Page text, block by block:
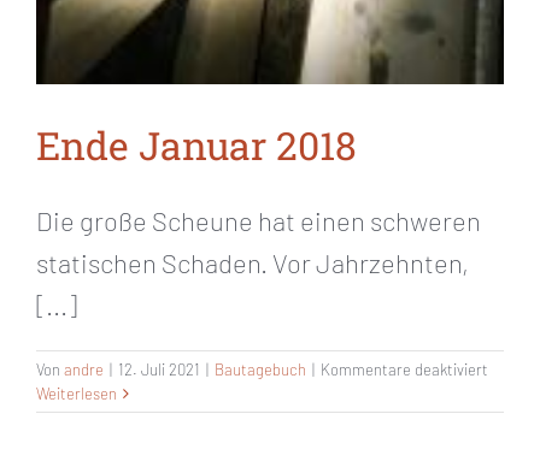
Ende Januar 2018
Die große Scheune hat einen schweren
statischen Schaden. Vor Jahrzehnten,
[...]
Von andre | 12. Juli 2021 | Bautagebuch | Kommentare deaktiviert
Januar
Weiterlesen